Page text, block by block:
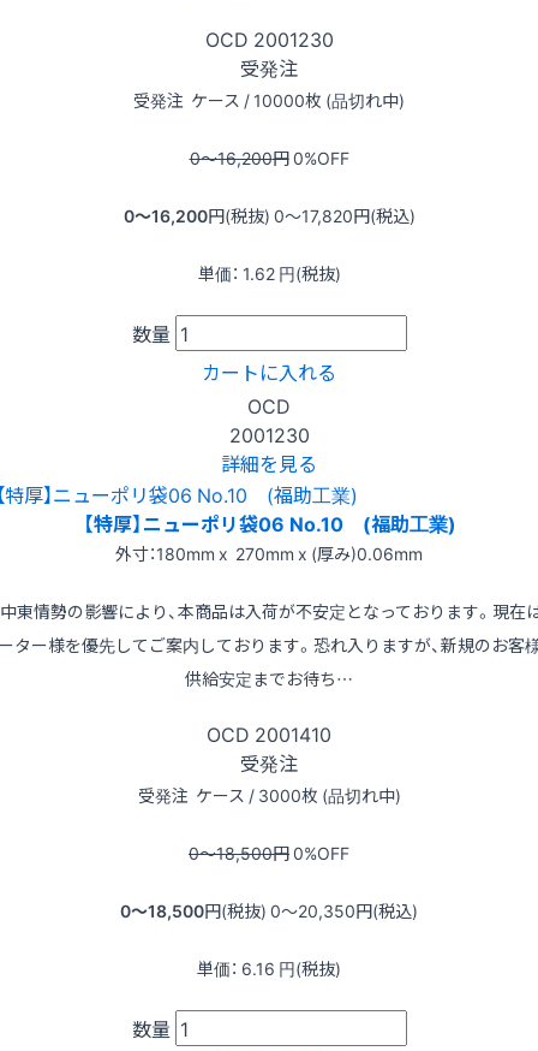
OCD 2001230
受発注
受発注 ケース / 10000枚 (品切れ中)
0〜16,200円0%OFF
0〜16,200円(税抜) 0〜17,820円(税込)
単価： 1.62 円(税抜)
数量
カートに入れる
OCD
2001230
詳細を見る
【特厚】ニューポリ袋06 No.10 (福助工業)
外寸：180mm x 270mm x (厚み)0.06mm
東情勢の影響により、本商品は入荷が不安定となっております。現在
ター様を優先してご案内しております。恐れ入りますが、新規のお客
供給安定までお待ち…
OCD 2001410
受発注
受発注 ケース / 3000枚 (品切れ中)
0〜18,500円0%OFF
0〜18,500円(税抜) 0〜20,350円(税込)
単価： 6.16 円(税抜)
数量